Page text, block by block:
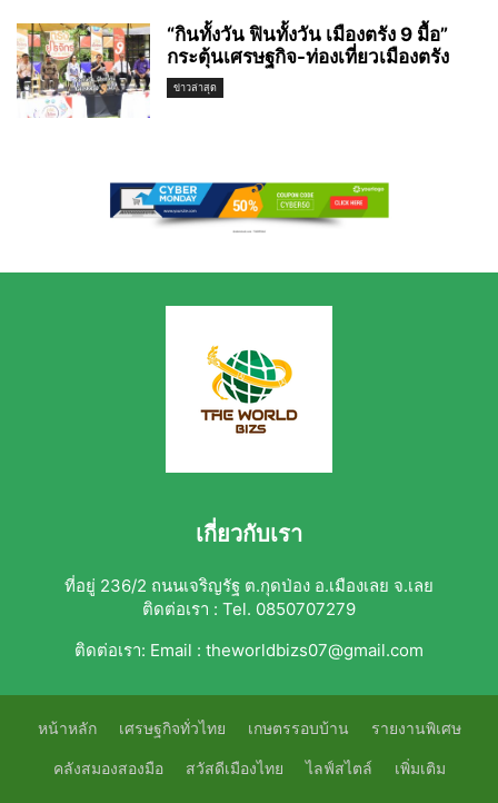
“กินทั้งวัน ฟินทั้งวัน เมืองตรัง 9 มื้อ”
กระตุ้นเศรษฐกิจ-ท่องเที่ยวเมืองตรัง
ข่าวล่าสุด
เกี่ยวกับเรา
ที่อยู่ 236/2 ถนนเจริญรัฐ ต.กุดป่อง อ.เมืองเลย จ.เลย
ติดต่อเรา : Tel. 0850707279
ติดต่อเรา: Email : theworldbizs07@gmail.com
หน้าหลัก เศรษฐกิจทั่วไทย เกษตรรอบบ้าน รายงานพิเศษ
คลังสมองสองมือ สวัสดีเมืองไทย ไลฟ์สไตล์ เพิ่มเติม